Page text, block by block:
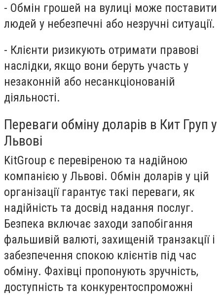
- Обмін грошей на вулиці може поставити
людей у ​​небезпечні або незручні ситуації.
- Клієнти ризикують отримати правові
наслідки, якщо вони беруть участь у
незаконній або несанкціонованій
діяльності.
Переваги обміну доларів в Кит Груп у
Львові
KitGroup є перевіреною та надійною
компанією у Львові. Обмін доларів у цій
організації гарантує такі переваги, як
надійність та досвід надання послуг.
Безпека включає заходи запобігання
фальшивій валюті, захищеній транзакції і
забезпечення спокою клієнтів під час
обміну. Фахівці пропонують зручність,
доступність та конкурентоспроможні